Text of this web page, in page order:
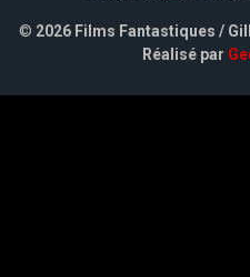
© 2026 Films Fantastiques /
Réalisé par